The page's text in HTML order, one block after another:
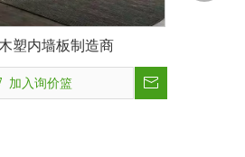
塑内墙板制造商
加入询价篮